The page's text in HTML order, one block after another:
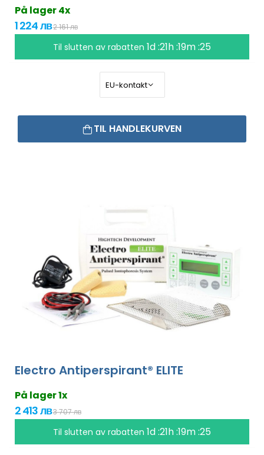
På lager 4x
1 224 лв2 161 лв
Til slutten av rabatten 1d :21h :19m :24
TIL HANDLEKURVEN
Electro Antiperspirant® ELITE
På lager 1x
2 413 лв3 707 лв
Til slutten av rabatten 1d :21h :19m :24